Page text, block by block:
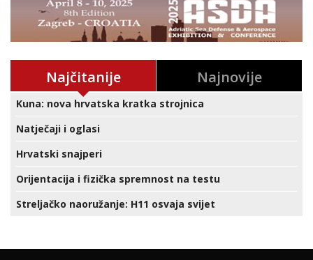
Najčitanije Najnovije
Kuna: nova hrvatska kratka strojnica
Natječaji i oglasi
Hrvatski snajperi
Orijentacija i fizička spremnost na testu
Streljačko naoružanje: H11 osvaja svijet